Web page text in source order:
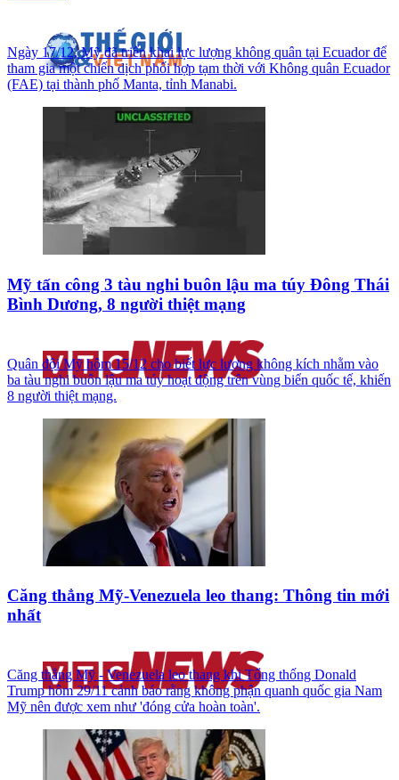
Ngày 17/12, Mỹ đã triển khai lực lượng không quân tại Ecuador để
tham gia một chiến dịch phối hợp tạm thời với Không quân Ecuador
(FAE) tại thành phố Manta, tỉnh Manabi.
Mỹ tấn công 3 tàu nghi buôn lậu ma túy Đông Thái
Bình Dương, 8 người thiệt mạng
Quân đội Mỹ hôm 15/12 cho biết lực lượng không kích nhằm vào
ba tàu nghi buôn lậu ma túy hoạt động trên vùng biển quốc tế, khiến
8 người thiệt mạng.
Căng thẳng Mỹ-Venezuela leo thang: Thông tin mới
nhất
Căng thẳng Mỹ - Venezuela leo thang khi Tổng thống Donald
Trump hôm 29/11 cảnh báo rằng không phận quanh quốc gia Nam
Mỹ nên được xem như 'đóng cửa hoàn toàn'.